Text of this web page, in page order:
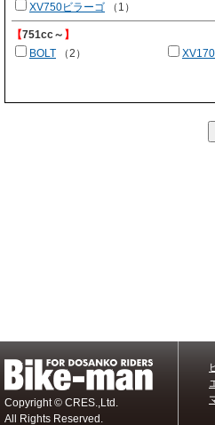
XV750ビラーゴ （1）
【751cc～ 】
BOLT （2）
Copyright © CRES.,Ltd.
All Rights Reserved.